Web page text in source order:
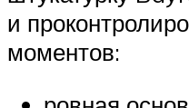
и
моментов: